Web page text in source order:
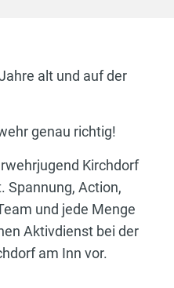
alt und auf der
genau richtig!
Kirchdorf
Spannung, Action,
und jede Menge
Aktivdienst bei der
am Inn vor.